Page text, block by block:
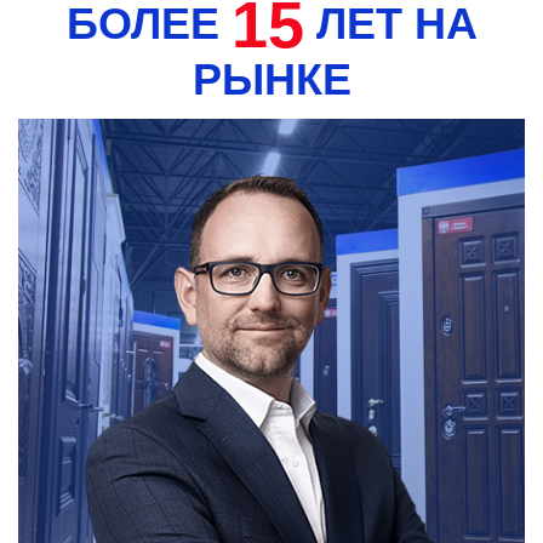
БОЛЕЕ 15 ЛЕТ НА
РЫНКЕ